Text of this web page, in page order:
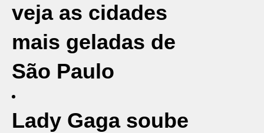
veja as cidades
mais geladas de
São Paulo
Lady Gaga soube